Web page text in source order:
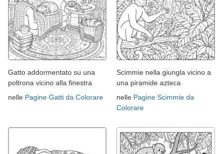
Gatto addormentato su una
poltrona vicino alla finestra
nelle Pagine Gatti da Colorare
Scimmie nella giungla vicino a
una piramide azteca
nelle Pagine Scimmie da
Colorare